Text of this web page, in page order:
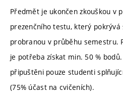
Předmět je ukončen zkouškou v
prezenčního testu, který
probranou v průběhu semestru.
je potřeba získat min. 50 %
připuštěni pouze studenti
(75% účast na cvičeních).